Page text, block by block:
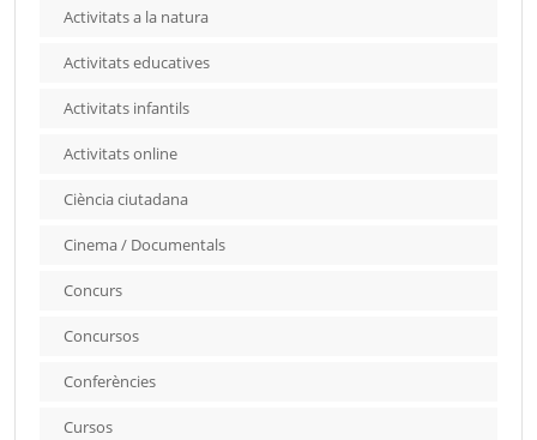
Activitats a la natura
Activitats educatives
Activitats infantils
Activitats online
Ciència ciutadana
Cinema / Documentals
Concurs
Concursos
Conferències
Cursos